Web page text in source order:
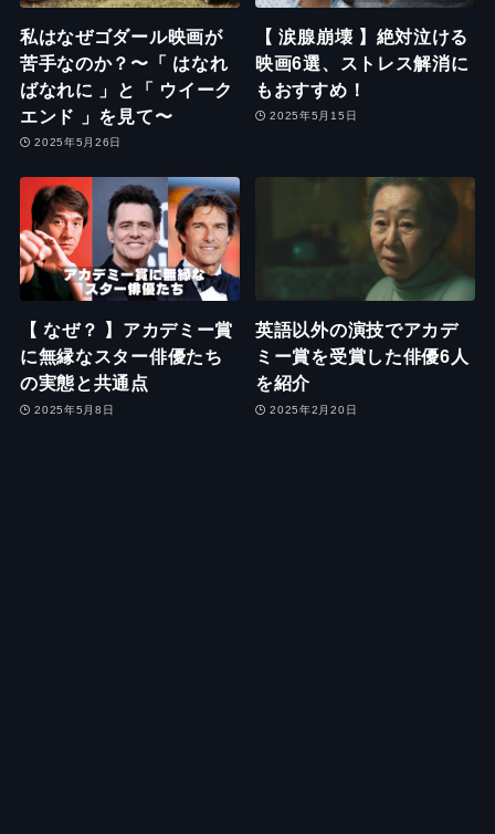
私はなぜゴダール映画が
苦手なのか？〜「 はなれ
ばなれに 」と「 ウイーク
エンド 」を見て〜
2025年5月26日
【 涙腺崩壊 】絶対泣ける
映画6選、ストレス解消に
もおすすめ！
2025年5月15日
【 なぜ？ 】アカデミー賞
に無縁なスター俳優たち
の実態と共通点
2025年5月8日
英語以外の演技でアカデ
ミー賞を受賞した俳優6人
を紹介
2025年2月20日